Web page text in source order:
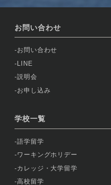
お問い合わせ
お問い合わせ
LINE
説明会
お申し込み
学校一覧
語学留学
ワーキングホリデー
カレッジ・大学留学
高校留学